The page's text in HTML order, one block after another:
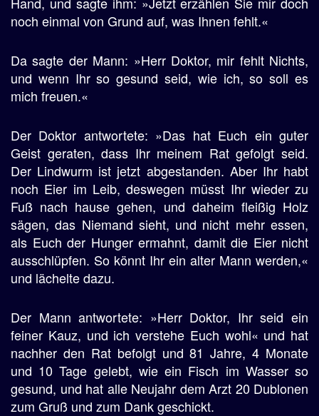
noch einmal von Grund auf, was Ihnen fehlt.«
Da sagte der Mann: »Herr Doktor, mir fehlt Nichts,
und wenn Ihr so gesund seid, wie ich, so soll es
mich freuen.«
Der Doktor antwortete: »Das hat Euch ein guter
Geist geraten, dass Ihr meinem Rat gefolgt seid.
Der Lindwurm ist jetzt abgestanden. Aber Ihr habt
noch Eier im Leib, deswegen müsst Ihr wieder zu
Fuß nach hause gehen, und daheim fleißig Holz
sägen, das Niemand sieht, und nicht mehr essen,
als Euch der Hunger ermahnt, damit die Eier nicht
ausschlüpfen. So könnt Ihr ein alter Mann werden,«
und lächelte dazu.
Der Mann antwortete: »Herr Doktor, Ihr seid ein
feiner Kauz, und ich verstehe Euch wohl« und hat
nachher den Rat befolgt und 81 Jahre, 4 Monate
und 10 Tage gelebt, wie ein Fisch im Wasser so
gesund, und hat alle Neujahr dem Arzt 20 Dublonen
zum Gruß und zum Dank geschickt.